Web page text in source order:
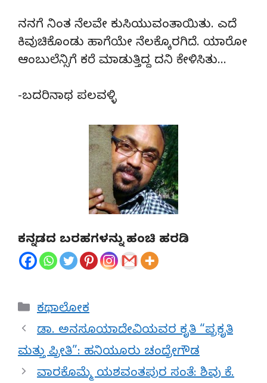
ನನಗೆ ನಿಂತ ನೆಲವೇ ಕುಸಿಯುವಂತಾಯಿತು. ಎದೆ
ಕಿವುಚಿಕೊಂಡು ಹಾಗೆಯೇ ನೆಲಕ್ಕೊರಗಿದೆ. ಯಾರೋ
ಆಂಬುಲೆನ್ಸಿಗೆ ಕರೆ ಮಾಡುತ್ತಿದ್ದ ದನಿ ಕೇಳಿಸಿತು…
-ಬದರಿನಾಥ ಪಲವಳ್ಳಿ
ಕನ್ನಡದ ಬರಹಗಳನ್ನು ಹಂಚಿ ಹರಡಿ
Categories
ಕಥಾಲೋಕ
ಡಾ. ಅನಸೂಯಾದೇವಿಯವರ ಕೃತಿ “ಪ್ರಕೃತಿ
ಮತ್ತು ಪ್ರೀತಿ”: ಹನಿಯೂರು ಚಂದ್ರೇಗೌಡ
ವಾರಕೊಮ್ಮೆ ಯಶವಂತಪುರ ಸಂತೆ: ಶಿವು ಕೆ.